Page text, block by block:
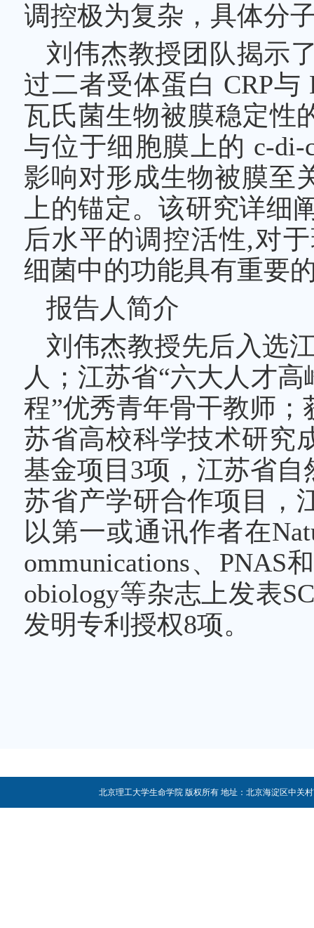
调控极为复杂，具体分
刘伟杰教授团队揭示
过二者受体蛋白 CRP
瓦氏菌生物被膜稳定性
与位于细胞膜上的 c-
影响对形成生物被膜至
上的锚定。该研究详细
后水平的调控活性,对
细菌中的功能具有重要
报告人简介
刘伟杰教授先后入选
人；江苏省“六大人才
程”优秀青年骨干教师
苏省高校科学技术研究
基金项目3项，江苏省
苏省产学研合作项目，
以第一或通讯作者在
ommunications、PNAS
obiology等杂志上发表
发明专利授权8项。
北京理工大学生命学院 版权所有 地址：北京海淀区中关